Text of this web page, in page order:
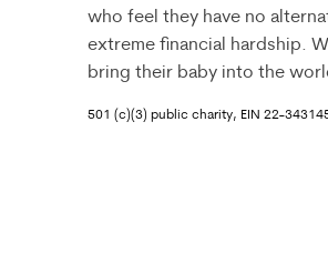
who feel they have no
extreme financial hardship.
bring their baby into the
501 (c)(3) public charity, EIN 22-